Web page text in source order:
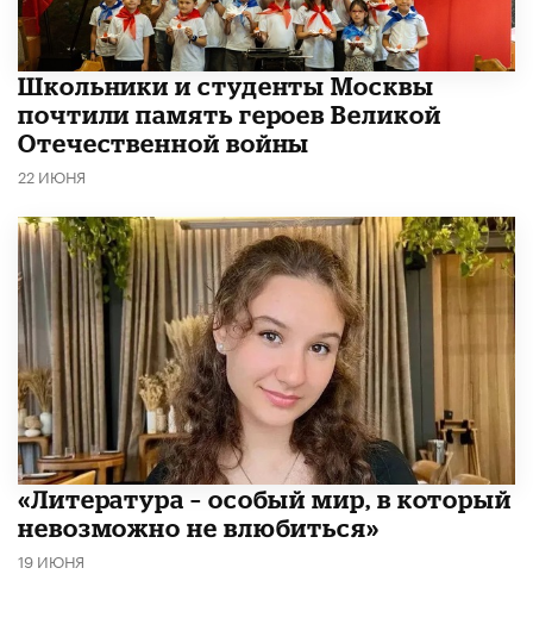
Школьники и студенты Москвы
почтили память героев Великой
Отечественной войны
22 ИЮНЯ
​«Литература – особый мир, в который
невозможно не влюбиться»
19 ИЮНЯ